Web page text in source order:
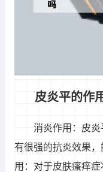
皮炎平的作
消炎作用：皮
有很强的抗炎效果
用：对于皮肤瘙痒症